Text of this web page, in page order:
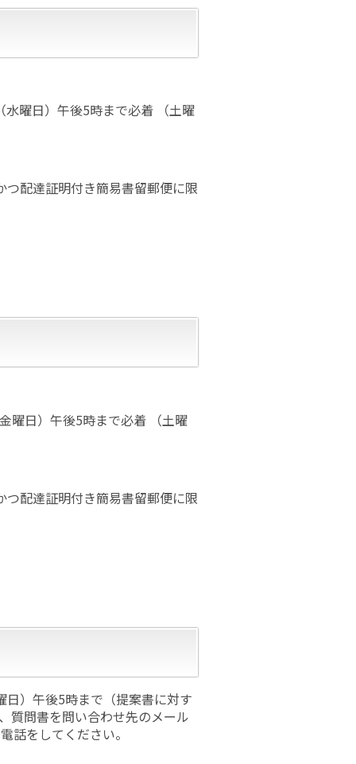
曜日）午後5時まで必着 （土曜
配達証明付き簡易書留郵便に限
曜日）午後5時まで必着 （土曜
配達証明付き簡易書留郵便に限
）午後5時まで（提案書に対す
質問書を問い合わせ先のメール
話をしてください。